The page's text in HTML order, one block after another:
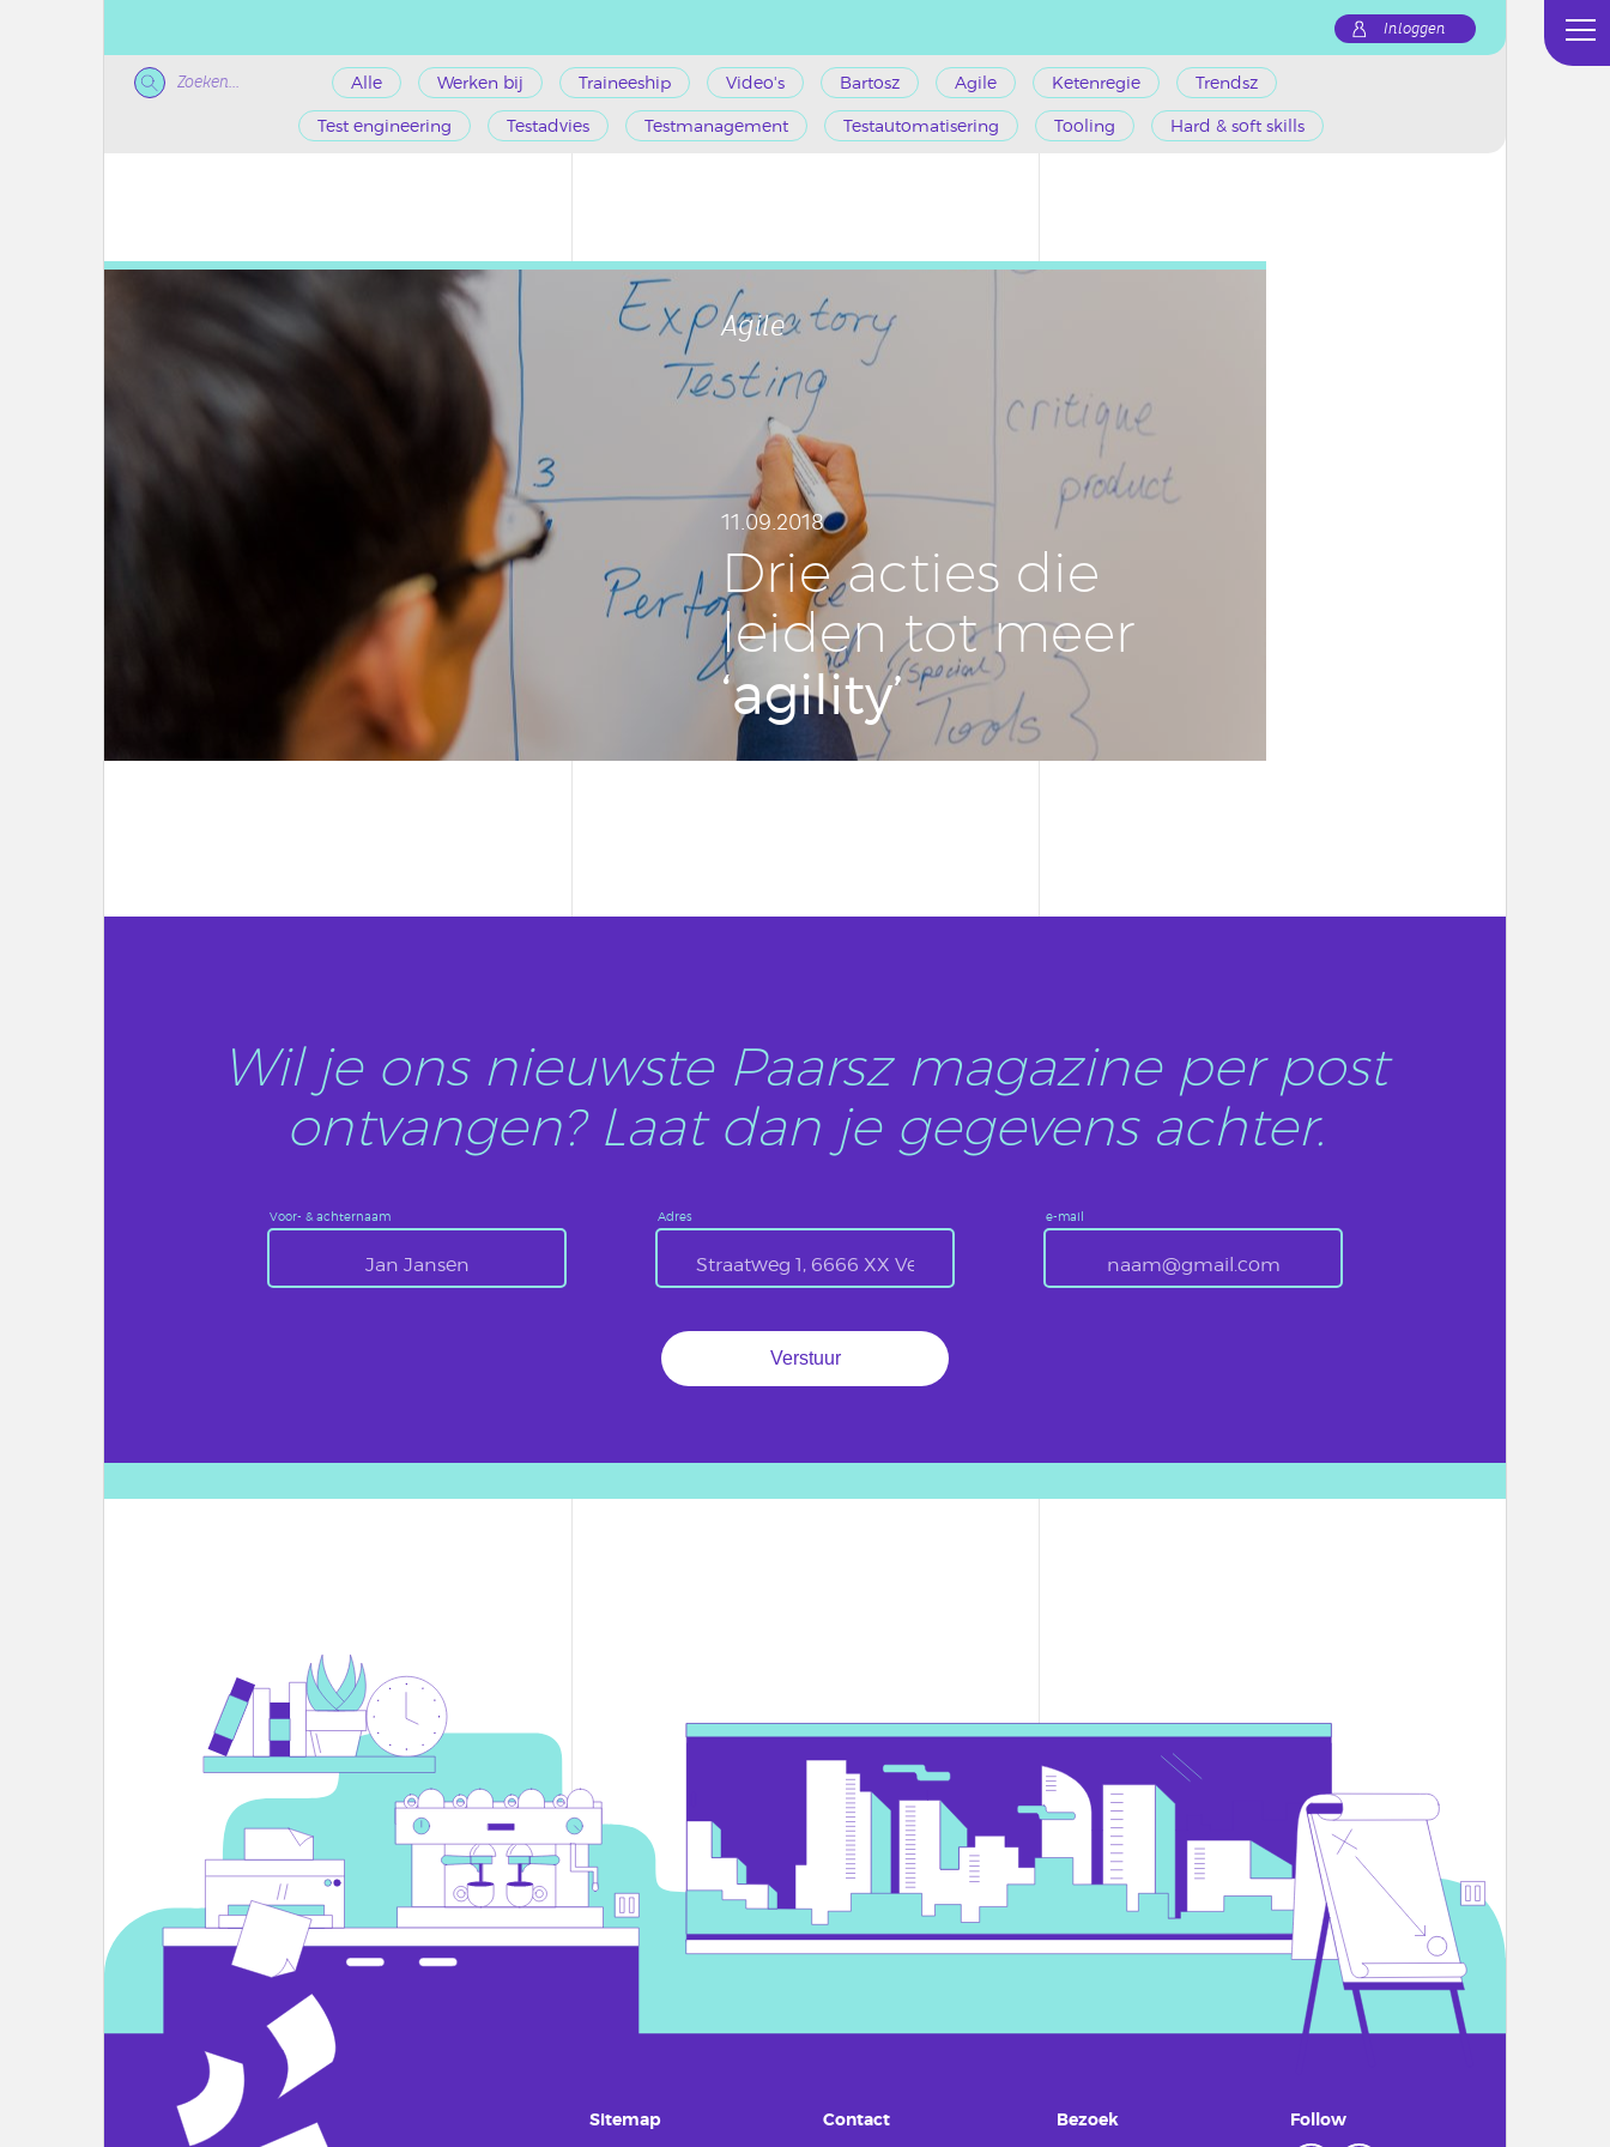
Inloggen
Zoeken... Alle Werken bij Traineeship Video's Bartosz Agile Ketenregie Trendsz
Test engineering Testadvies Testmanagement Testautomatisering Tooling Hard & soft skills
Agile
11.09.2018
Drie acties die
leiden tot meer
‘agility’
Wil je ons nieuwste Paarsz magazine per post
ontvangen? Laat dan je gegevens achter.
Voor- & achternaam Adres e-mail
Sitemap Contact Bezoek Follow